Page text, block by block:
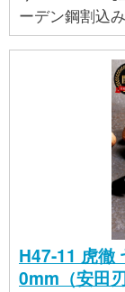
ーデン鋼割込
H47-11 虎徹
0mm（安田刃